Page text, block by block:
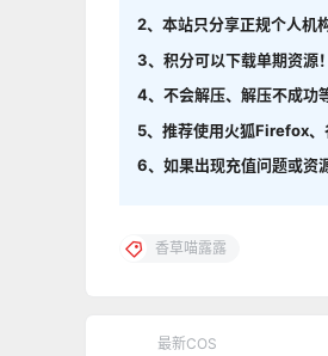
2、本站只分享正规个人机
3、积分可以下载单期资源
4、不会解压、解压不成功
5、推荐使用火狐Firefox、
6、如果出现充值问题或资
香草喵露露
最新COS